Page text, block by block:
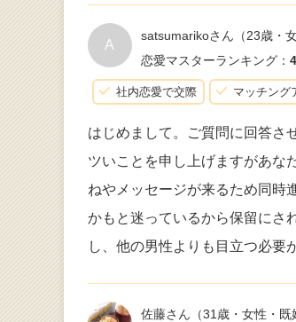
A
satsumarikoさん （23歳・
恋愛マスターランキング：
社内恋愛で交際 マッチング
はじめまして。ご質問に回答さ
ツいことを申し上げますがあな
ねやメッセージが来るため同時
かもと迷っているから保留にさ
し、他の男性よりも目立つ必要
佐藤さん （31歳・女性・既